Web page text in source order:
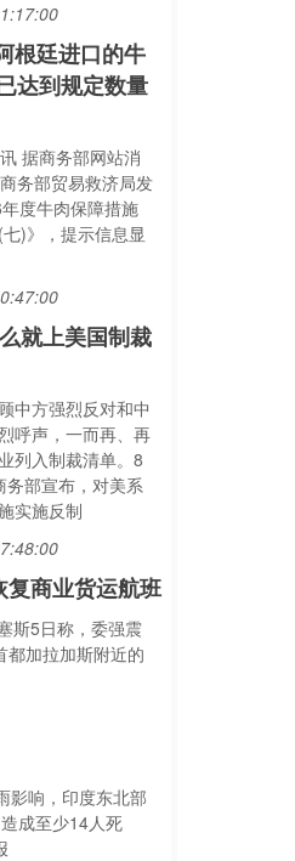
根廷进口的牛
达到规定数量
据商务部网站消
务部贸易救济局发
度牛肉保障措施
)》，提示信息显
就上美国制裁
中方强烈反对和中
呼声，一而再、再
列入制裁清单。8
务部宣布，对美系
实施反制
商业货运航班
斯5日称，委强震
都加拉加斯附近的
影响，印度东北部
成至少14人死